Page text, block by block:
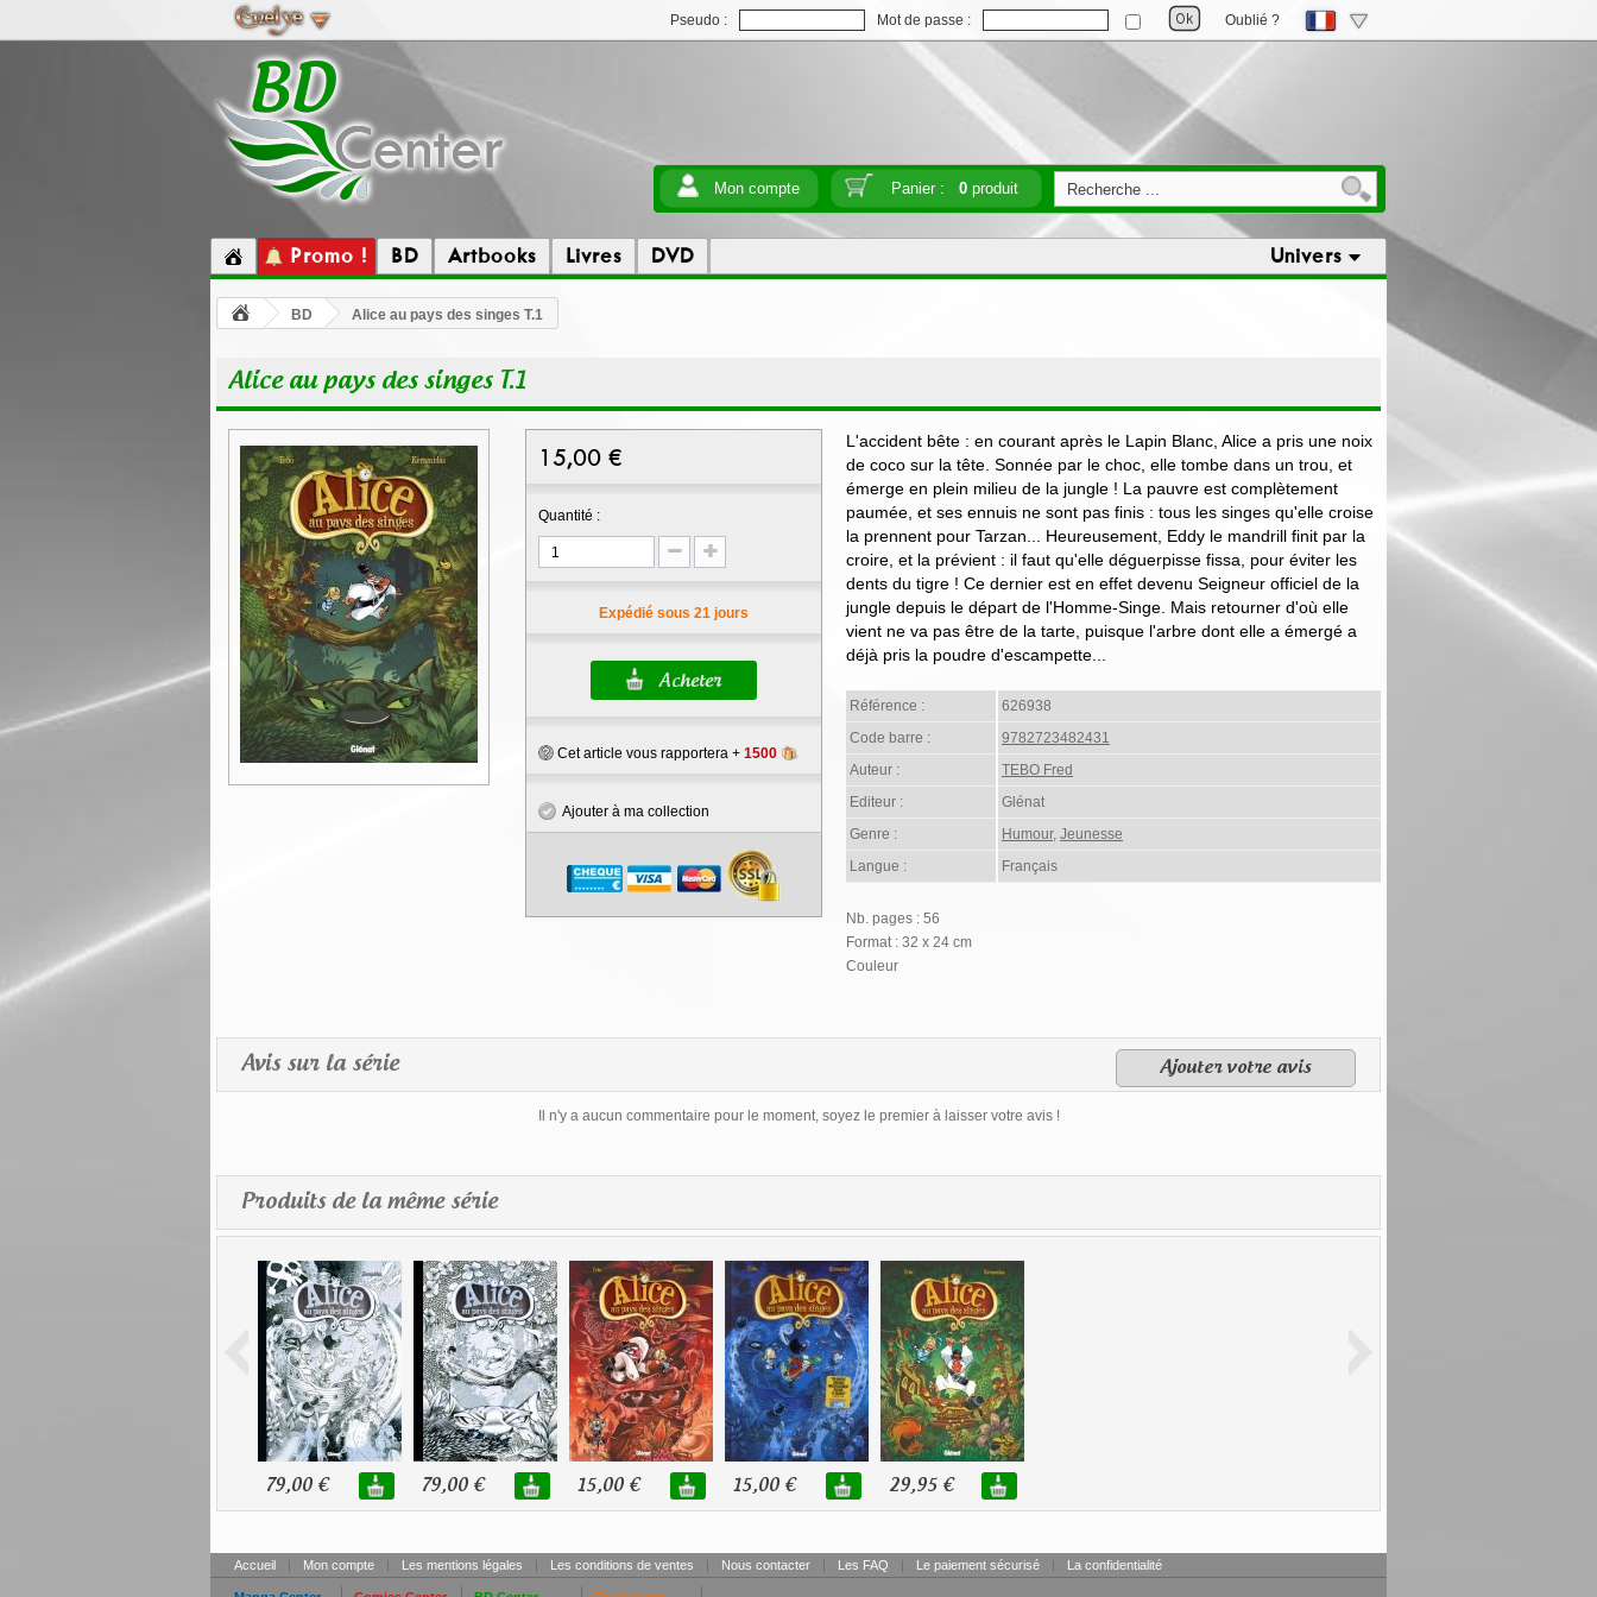
Pseudo : Mot de passe : Oublié ?
Mon compte Panier : 0produit
Promo ! BD Artbooks Livres DVD Univers
BD Alice au pays des singes T.1
Alice au pays des singes T.1
15,00 €
Quantité :
Expédié sous 21 jours
Cet article vous rapportera + 1500
Ajouter à ma collection
L'accident bête : en courant après le Lapin Blanc, Alice a pris une noix
de coco sur la tête. Sonnée par le choc, elle tombe dans un trou, et
émerge en plein milieu de la jungle ! La pauvre est complètement
paumée, et ses ennuis ne sont pas finis : tous les singes qu'elle croise
la prennent pour Tarzan... Heureusement, Eddy le mandrill finit par la
croire, et la prévient : il faut qu'elle déguerpisse fissa, pour éviter les
dents du tigre ! Ce dernier est en effet devenu Seigneur officiel de la
jungle depuis le départ de l'Homme-Singe. Mais retourner d'où elle
vient ne va pas être de la tarte, puisque l'arbre dont elle a émergé a
déjà pris la poudre d'escampette...
Référence :
626938
Code barre :
9782723482431
Auteur :
TEBO Fred
Editeur :
Glénat
Genre :
Humour, Jeunesse
Langue :
Français
Nb. pages : 56
Format : 32 x 24 cm
Couleur
Avis sur la série Ajouter votre avis
Il n'y a aucun commentaire pour le moment, soyez le premier à laisser votre avis !
Produits de la même série
79,00 € 79,00 € 15,00 € 15,00 € 29,95 €
Accueil | Mon compte | Les mentions légales | Les conditions de ventes | Nous contacter | Les FAQ | Le paiement sécurisé | La confidentialité